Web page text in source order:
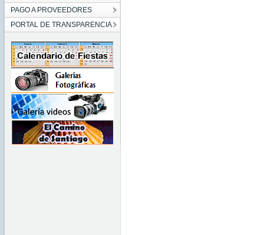
PAGO A PROVEEDORES
PORTAL DE TRANSPARENCIA